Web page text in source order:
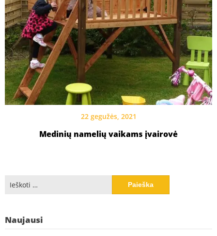
22 gegužės, 2021
Medinių namelių vaikams įvairovė
Naujausi